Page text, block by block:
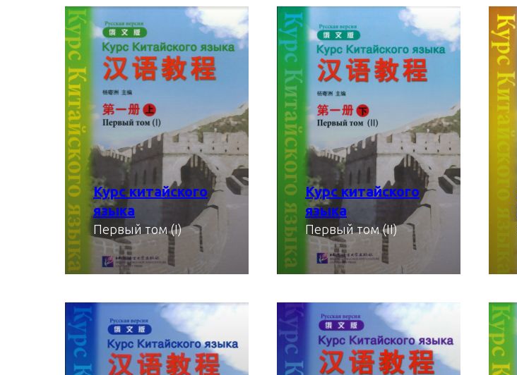
Курс китайского
языка
Первый том (I)
Курс китайского
языка
Первый том (II)